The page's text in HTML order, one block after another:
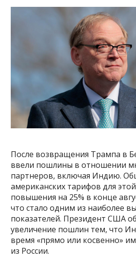
После возвращения Трампа в
ввели пошлины в отношении
партнеров, включая Индию.
американских тарифов для
повышения на 25% в конце
что стало одним из наиболее
показателей. Президент США
увеличение пошлин тем, что
время «прямо или косвенно»
из России.